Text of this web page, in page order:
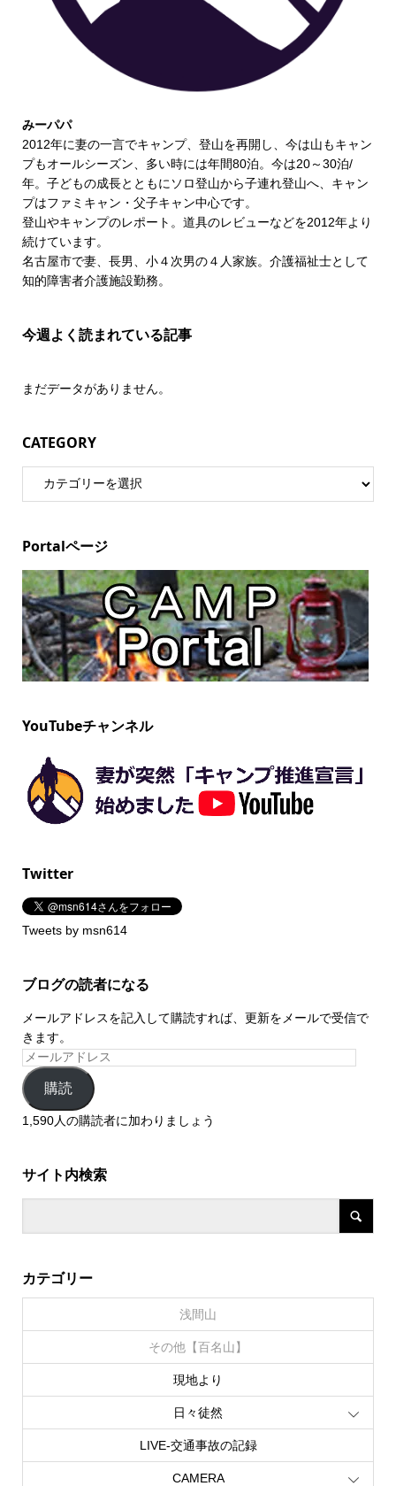
みーパパ
2012年に妻の一言でキャンプ、登山を再開し、今は山もキャン
プもオールシーズン、多い時には年間80泊。今は20～30泊/
年。子どもの成長とともにソロ登山から子連れ登山へ、キャン
プはファミキャン・父子キャン中心です。
登山やキャンプのレポート。道具のレビューなどを2012年より
続けています。
名古屋市で妻、長男、小４次男の４人家族。介護福祉士として
知的障害者介護施設勤務。
今週よく読まれている記事
まだデータがありません。
CATEGORY
Portalページ
YouTubeチャンネル
Twitter
Tweets by msn614
ブログの読者になる
メールアドレスを記入して購読すれば、更新をメールで受信で
きます。
購読
1,590人の購読者に加わりましょう
サイト内検索
カテゴリー
浅間山
その他【百名山】
現地より
日々徒然
LIVE‐交通事故の記録
CAMERA